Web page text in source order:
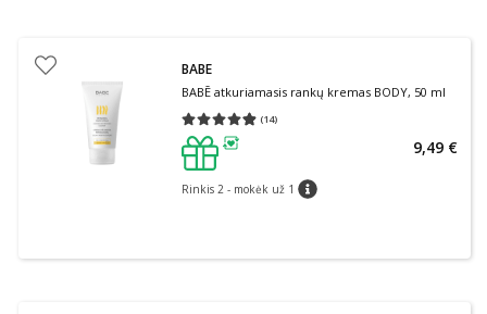
BABE
BABĒ atkuriamasis rankų kremas BODY, 50 ml
(14)
Vidutinis įvertinimas 4.86
patarimas
Rinkis 2 - mokėk už 1 patarimas
9,49 €